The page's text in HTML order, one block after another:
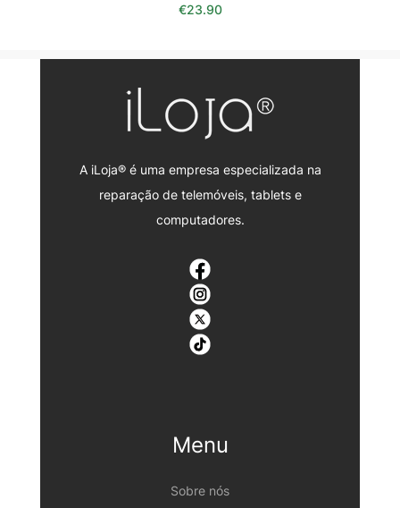
€23.90
A iLoja® é uma empresa especializada na
reparação de telemóveis, tablets e
computadores.
Menu
Sobre nós